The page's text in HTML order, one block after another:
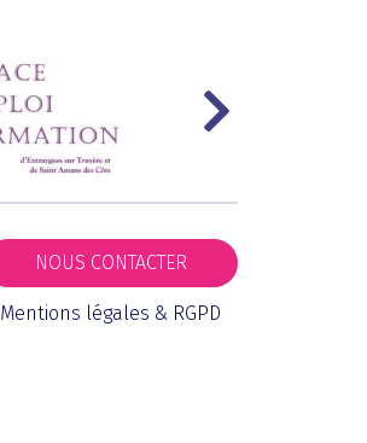
NOUS CONTACTER
Mentions légales & RGPD